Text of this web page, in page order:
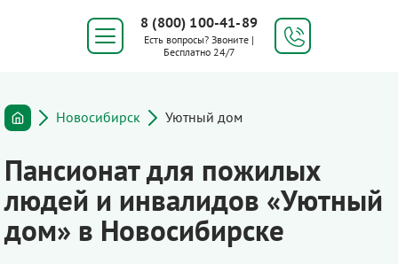
8 (800) 100-41-89
Есть вопросы? Звоните |
Бесплатно 24/7
Новосибирск Уютный дом
Пансионат для пожилых
людей и инвалидов «Уютный
дом» в Новосибирске